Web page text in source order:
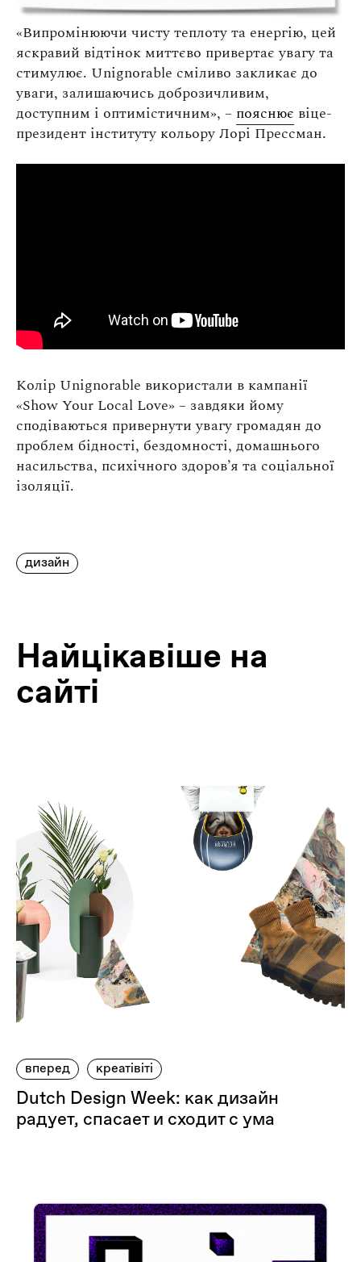
«Випромінюючи чисту теплоту та енергію, цей
яскравий відтінок миттєво привертає увагу та
стимулює. Unignorable сміливо закликає до
уваги, залишаючись доброзичливим,
доступним і оптимістичним», – пояснює віце-
президент інституту кольору Лорі Прессман.
Колір Unignorable використали в кампанії
«Show Your Local Love» – завдяки йому
сподіваються привернути увагу громадян до
проблем бідності, бездомності, домашнього
насильства, психічного здоров’я та соціальної
ізоляції.
дизайн
Найцiкавiше на
сайтi
вперед креатівіті
Dutch Design Week: как дизайн
радует, спасает и сходит с ума